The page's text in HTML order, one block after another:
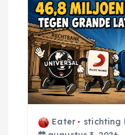
Eater
stichting